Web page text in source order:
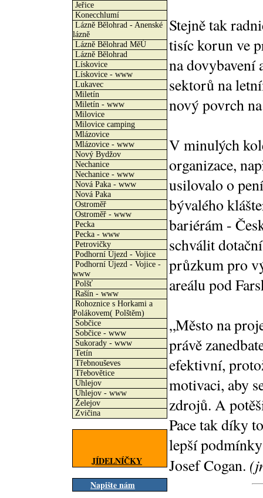
Jeřice
Konecchlumí
Lázně Bělohrad - Anenské
lázně
Lázně Bělohrad MěÚ
Lázně Bělohrad
Lískovice
Lískovice - www
Lukavec
Miletín
Miletín - www
Milovice
Milovice camping
Mlázovice
Mlázovice - www
Nový Bydžov
Nechanice
Nechanice - www
Nová Paka - www
Nová Paka
Ostroměř
Ostroměř - www
Pecka
Pecka - www
Petrovičky
Podhorní Újezd - Vojice
Podhorní Újezd - Vojice -
www
Polšť
Rašín - www
Rohoznice s Horkami a
Polákovem( Polštěm)
Sobčice
Sobčice - www
Sukorady - www
Tetín
Třebnouševes
Třebovětice
Úhlejov
Úhlejov - www
Želejov
Zvičina
JÍDELNÍČKY
Napište nám
Stejně tak
tisíc korun ve
na dovybavení
sektorů na
nový povrch
V minulých
organizace,
usilovalo o
bývalého
bariérám -
schválit
průzkum pro
areálu pod
„Město na
právě
efektivní,
motivaci, aby
zdrojů. A
Pace tak díky
lepší
Josef Cogan.